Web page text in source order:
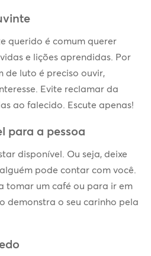
querido é comum querer
e lições aprendidas. Por
de luto é preciso ouvir,
Evite reclamar da
ao falecido. Escute apenas!
para a pessoa
disponível. Ou seja, deixe
pode contar com você.
tomar um café ou para ir em
demonstra o seu carinho pela